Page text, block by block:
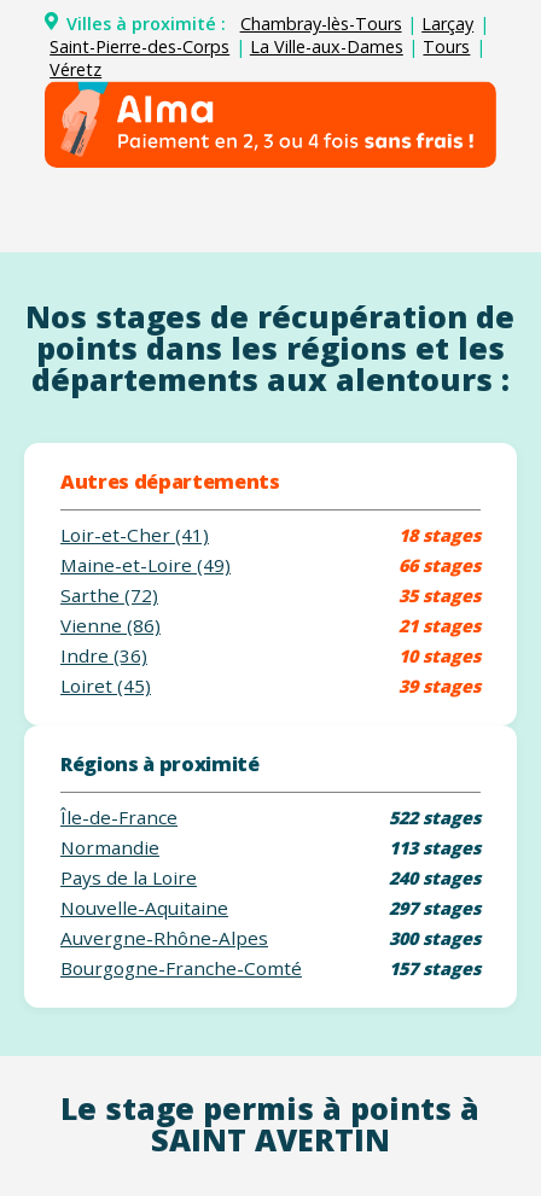
Villes à proximité : Chambray-lès-Tours | Larçay |
Saint-Pierre-des-Corps | La Ville-aux-Dames | Tours |
Véretz
Nos stages de récupération de
points dans les régions et les
départements aux alentours :
Autres départements
Loir-et-Cher (41) 18 stages
Maine-et-Loire (49) 66 stages
Sarthe (72) 35 stages
Vienne (86) 21 stages
Indre (36) 10 stages
Loiret (45) 39 stages
Régions à proximité
Île-de-France 522 stages
Normandie 113 stages
Pays de la Loire 240 stages
Nouvelle-Aquitaine 297 stages
Auvergne-Rhône-Alpes 300 stages
Bourgogne-Franche-Comté 157 stages
Le stage permis à points à
SAINT AVERTIN